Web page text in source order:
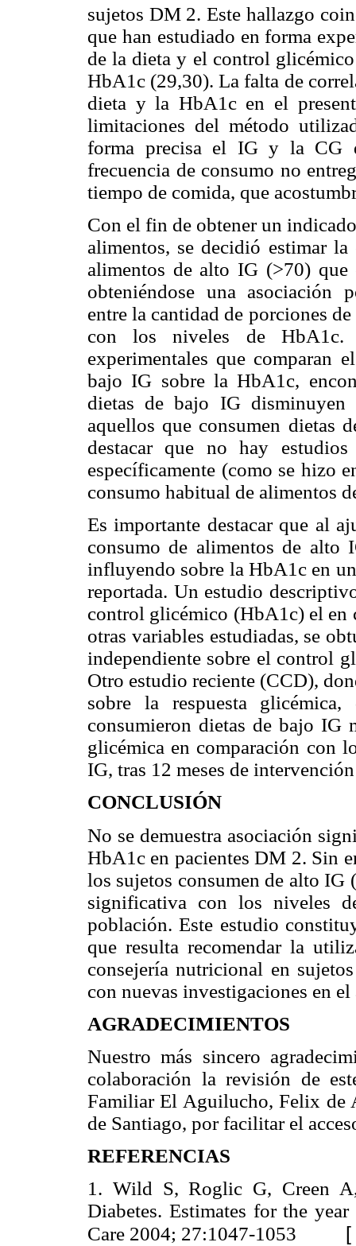
sujetos DM 2. Este hallazgo
que han estudiado en forma
de la dieta y el control
HbA1c (29,30). La falta de
dieta y la HbA1c en el
limitaciones del método
forma precisa el IG y la CG
frecuencia de consumo no
tiempo de comida, que
Con el fin de obtener un
alimentos, se decidió estimar
alimentos de alto IG (>70) que
obteniéndose una asociación
entre la cantidad de porciones
con los niveles de HbA1c.
experimentales que comparan
bajo IG sobre la HbA1c,
dietas de bajo IG
aquellos que consumen dietas
destacar que no hay
específicamente (como se hizo
consumo habitual de alimentos
Es importante destacar que al
consumo de alimentos de alto
influyendo sobre la HbA1c en
reportada. Un estudio
control glicémico (HbA1c) el en
otras variables estudiadas, se
independiente sobre el control
Otro estudio reciente (CCD),
sobre la respuesta
consumieron dietas de bajo IG
glicémica en comparación con
IG, tras 12 meses de
CONCLUSIÓN
No se demuestra asociación
HbA1c en pacientes DM 2. Sin
los sujetos consumen de alto IG
significativa con los niveles
población. Este estudio
que resulta recomendar la
consejería nutricional en
con nuevas investigaciones en
AGRADECIMIENTOS
Nuestro más sincero
colaboración la revisión de
Familiar El Aguilucho, Felix de
de Santiago, por facilitar el
REFERENCIAS
1. Wild S, Roglic G, Creen
Diabetes. Estimates for the
Care 2004; 27:1047-1053
[